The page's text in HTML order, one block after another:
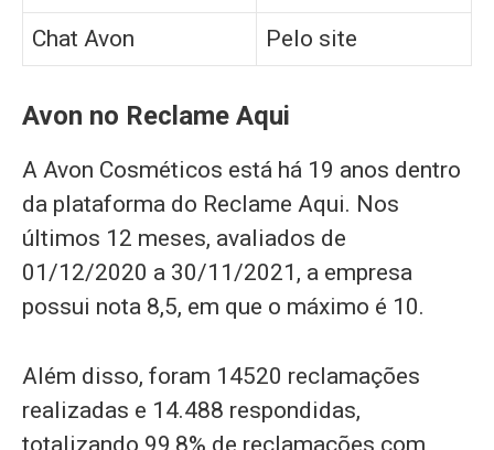
Chat Avon
Pelo site
Avon no Reclame Aqui
A Avon Cosméticos está há 19 anos dentro
da plataforma do Reclame Aqui. Nos
últimos 12 meses, avaliados de
01/12/2020 a 30/11/2021, a empresa
possui nota 8,5, em que o máximo é 10.
Além disso, foram 14520 reclamações
realizadas e 14.488 respondidas,
totalizando 99,8% de reclamações com